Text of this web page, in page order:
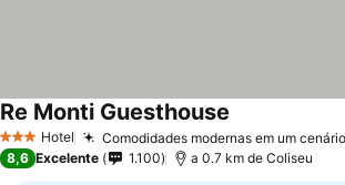
3 EstrelasHotel Comodidades modernas em um
Re Monti Guesthouse
8,6 Excelente 1.100 a 0.7 km de Coliseu